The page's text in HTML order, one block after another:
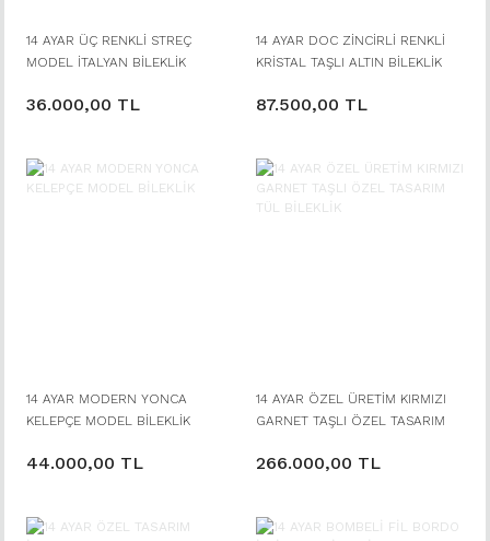
14 AYAR ÜÇ RENKLİ STREÇ
MODEL İTALYAN BİLEKLİK
36.000,00 TL
14 AYAR DOC ZİNCİRLİ RENKLİ
KRİSTAL TAŞLI ALTIN BİLEKLİK
87.500,00 TL
14 AYAR MODERN YONCA
KELEPÇE MODEL BİLEKLİK
44.000,00 TL
14 AYAR ÖZEL ÜRETİM KIRMIZI
GARNET TAŞLI ÖZEL TASARIM
266.000,00 TL